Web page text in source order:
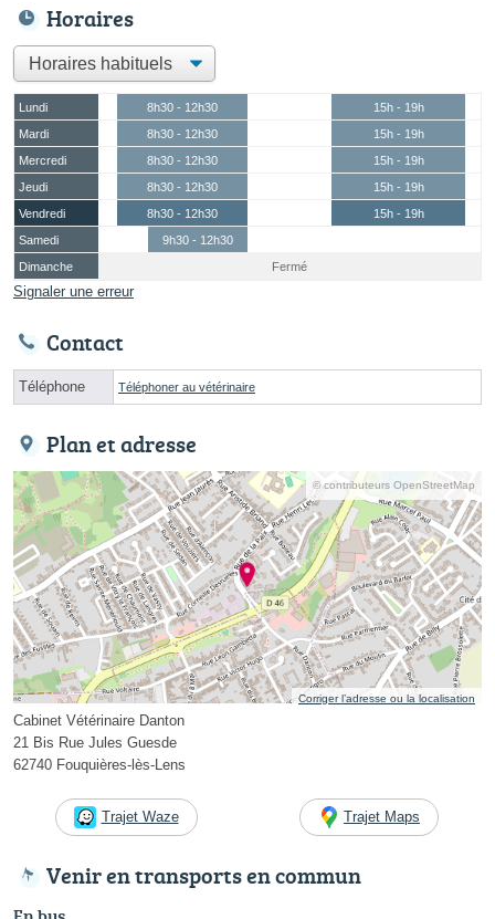
Horaires
Lundi 8h30 - 12h30
15h - 19h
Mardi
8h30 - 12h30
15h - 19h
Mercredi
8h30 - 12h30
15h - 19h
Jeudi
8h30 - 12h30
15h - 19h
Vendredi
8h30 - 12h30
15h - 19h
Samedi
9h30 - 12h30
Dimanche
Fermé
Signaler une erreur
Contact
Téléphone Téléphoner au vétérinaire
Plan et adresse
© contributeurs OpenStreetMap
Corriger l’adresse ou la localisation
Cabinet Vétérinaire Danton
21 Bis Rue Jules Guesde
62740 Fouquières-lès-Lens
Trajet Waze Trajet Maps
Venir en transports en commun